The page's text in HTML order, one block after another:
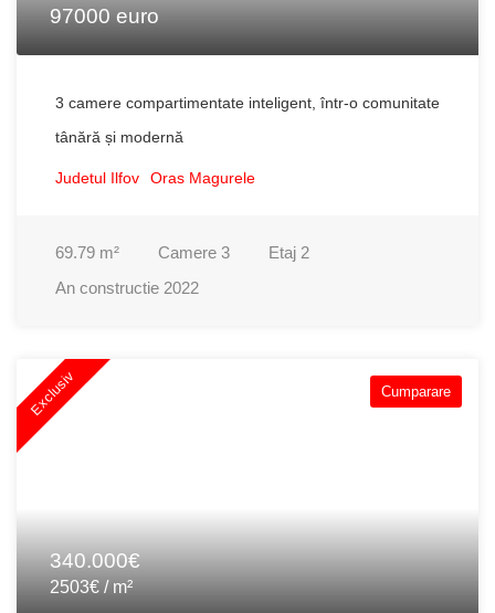
97000 euro
3 camere compartimentate inteligent, într-o comunitate
tânără și modernă
Judetul Ilfov Oras Magurele
69.79 m² Camere 3 Etaj 2
An constructie 2022
Exclusiv Cumparare
340.000€
2503€ / m²